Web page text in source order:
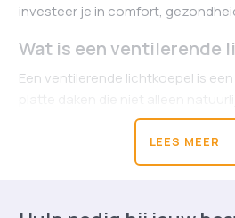
investeer je in comfort,
Wat is een ventilerende
Een ventilerende lichtkoepel is
ook geopend kan worden voor
handmatig of elektrisch worden
Meer natuurlijk daglicht
LEES MEER